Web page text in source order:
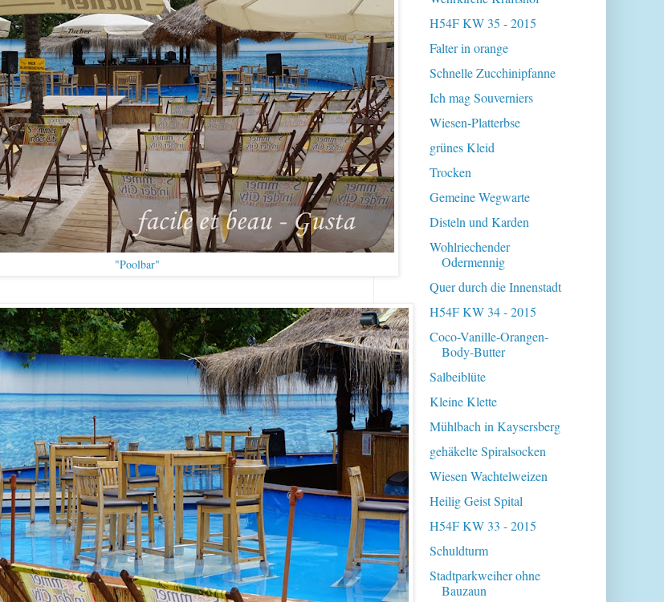
"Poolbar"
H54F KW 35 - 2015
Falter in orange
Schnelle Zucchinipfanne
Ich mag Souverniers
Wiesen-Platterbse
grünes Kleid
Trocken
Gemeine Wegwarte
Disteln und Karden
Wohlriechender
Odermennig
Quer durch die Innenstadt
H54F KW 34 - 2015
Coco-Vanille-Orangen-
Body-Butter
Salbeiblüte
Kleine Klette
Mühlbach in Kaysersberg
gehäkelte Spiralsocken
Wiesen Wachtelweizen
Heilig Geist Spital
H54F KW 33 - 2015
Schuldturm
Stadtparkweiher ohne
Bauzaun